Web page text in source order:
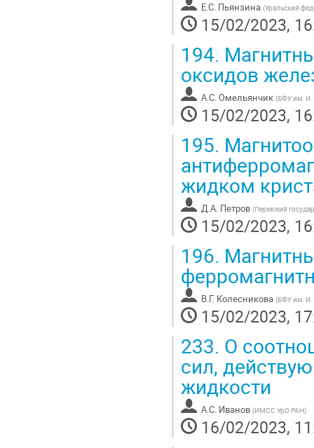
Е.С. Пьянзина (Уральский
15/02/2023,
194.
оксидов
А.С. Омельянчик (БФУ им. И.
15/02/2023,
195.
жидком
Д.А. Петров (Пермский
15/02/2023,
196.
В.Г. Колесникова (БФУ им. И.
15/02/2023,
233. О
сил,
жидкости
А.С. Иванов (ИМСС УрО РАН)
16/02/2023,